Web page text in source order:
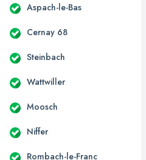
Aspach-le-Bas
Cernay 68
Steinbach
Wattwiller
Moosch
Niffer
Rombach-le-Franc